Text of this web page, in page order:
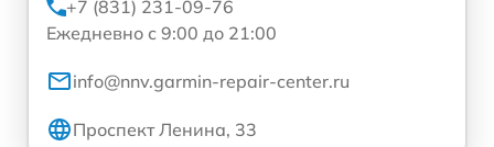
+7 (831) 231-09-76
Ежедневно с 9:00 до 21:00
info@nnv.garmin-repair-center.ru
Проспект Ленина, 33